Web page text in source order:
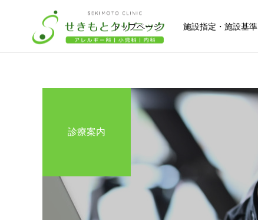
トップページ 施設指定・施設基準
アレルギー外来
乳幼児健診
マイナンバーカードの健康
小児科
弱視スクリーニング検査
（スポットビジョン）
診療案内